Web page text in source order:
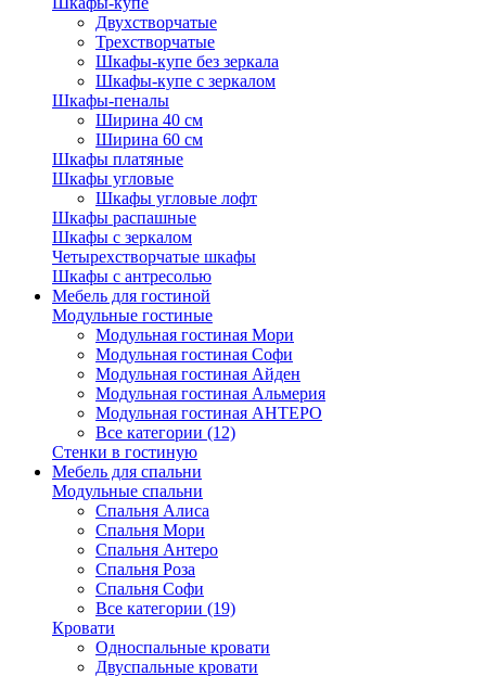
Двухстворчатые
Трехстворчатые
Шкафы-купе без зеркала
Шкафы-купе с зеркалом
Шкафы-пеналы
Ширина 40 см
Ширина 60 см
Шкафы платяные
Шкафы угловые
Шкафы угловые лофт
Шкафы распашные
Шкафы с зеркалом
Четырехстворчатые шкафы
Шкафы с антресолью
Мебель для гостиной
Модульные гостиные
Модульная гостиная Мори
Модульная гостиная Софи
Модульная гостиная Айден
Модульная гостиная Альмерия
Модульная гостиная АНТЕРО
Все категории (12)
Стенки в гостиную
Мебель для спальни
Модульные спальни
Спальня Алиса
Спальня Мори
Спальня Антеро
Спальня Роза
Спальня Софи
Все категории (19)
Кровати
Односпальные кровати
Двуспальные кровати